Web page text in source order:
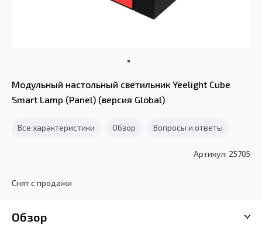
Модульный настольный светильник Yeelight Cube
Smart Lamp (Panel) (версия Global)
Все характеристики Обзор Вопросы и ответы
Артикул: 25705
Снят с продажи
Обзор